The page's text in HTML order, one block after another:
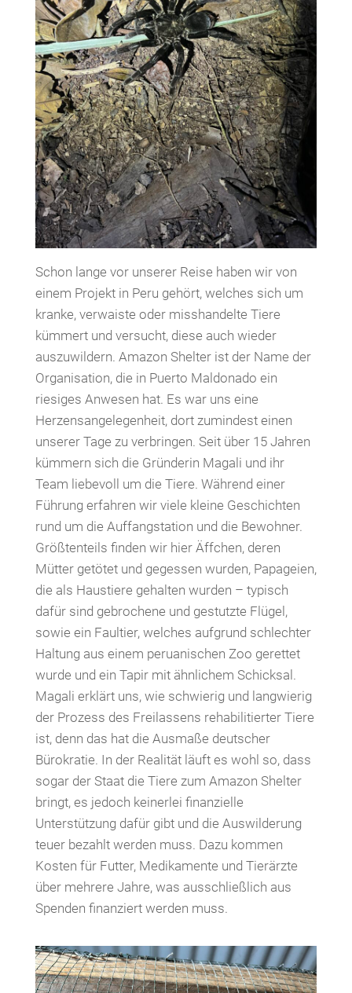
Schon lange vor unserer Reise haben wir von
einem Projekt in Peru gehört, welches sich um
kranke, verwaiste oder misshandelte Tiere
kümmert und versucht, diese auch wieder
auszuwildern. Amazon Shelter ist der Name der
Organisation, die in Puerto Maldonado ein
riesiges Anwesen hat. Es war uns eine
Herzensangelegenheit, dort zumindest einen
unserer Tage zu verbringen. Seit über 15 Jahren
kümmern sich die Gründerin Magali und ihr
Team liebevoll um die Tiere. Während einer
Führung erfahren wir viele kleine Geschichten
rund um die Auffangstation und die Bewohner.
Größtenteils finden wir hier Äffchen, deren
Mütter getötet und gegessen wurden, Papageien,
die als Haustiere gehalten wurden – typisch
dafür sind gebrochene und gestutzte Flügel,
sowie ein Faultier, welches aufgrund schlechter
Haltung aus einem peruanischen Zoo gerettet
wurde und ein Tapir mit ähnlichem Schicksal.
Magali erklärt uns, wie schwierig und langwierig
der Prozess des Freilassens rehabilitierter Tiere
ist, denn das hat die Ausmaße deutscher
Bürokratie. In der Realität läuft es wohl so, dass
sogar der Staat die Tiere zum Amazon Shelter
bringt, es jedoch keinerlei finanzielle
Unterstützung dafür gibt und die Auswilderung
teuer bezahlt werden muss. Dazu kommen
Kosten für Futter, Medikamente und Tierärzte
über mehrere Jahre, was ausschließlich aus
Spenden finanziert werden muss.